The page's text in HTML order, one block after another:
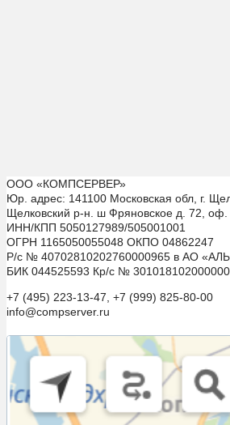
ООО «КОМПСЕРВЕР»
Юр. адрес: 141100 Московская обл, г.
Щелковский р-н. ш Фряновское д. 72, оф.
ИНН/КПП 5050127989/505001001
ОГРН 1165050055048 ОКПО 04862247
Р/с № 40702810202760000965 в АО
БИК 044525593 Кр/с №
+7 (495) 223-13-47, +7 (999) 825-80-00
info@compserver.ru